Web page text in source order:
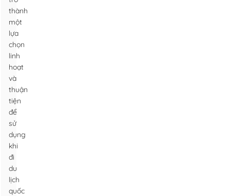
thành
một
lựa
chọn
linh
hoạt
và
thuận
tiện
để
sử
dụng
khi
đi
du
lịch
quốc